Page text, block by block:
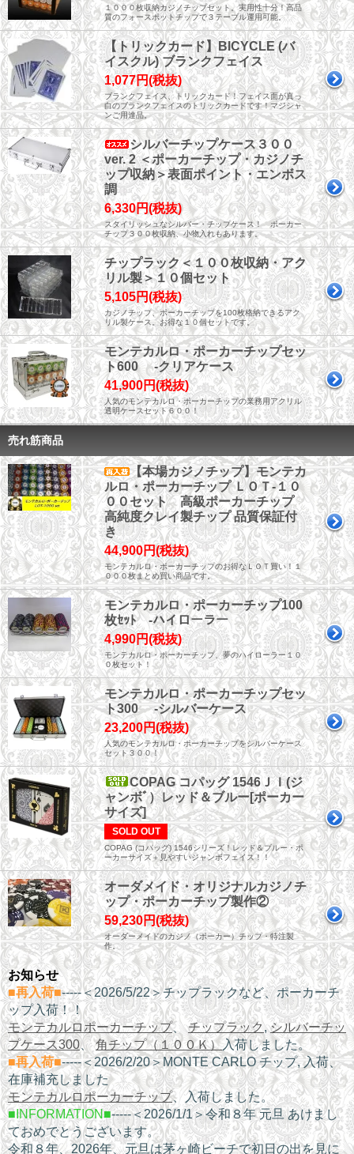
１０００枚収納カジノチップセット。実用性十分！高品
質のフォースポットチップで３テーブル運用可能。
【トリックカード】BICYCLE (バ
イスクル) ブランクフェイス
1,077円(税抜)
ブランクフェイス、トリックカード！フェイス面が真っ
白のブランクフェイスのトリックカードです！マジシャ
ンご用達品。
シルバーチップケース３００
ver. 2 ＜ポーカーチップ・カジノチ
ップ収納＞表面ポイント・エンボス
調
6,330円(税抜)
スタイリッシュなシルバー・チップケース！ ポーカー
チップ３００枚収納、小物入れもあります。
チップラック＜１００枚収納・アク
リル製＞１０個セット
5,105円(税抜)
カジノチップ、ポーカーチップを100枚格納できるアク
リル製ケース。お得な１０個セットです。
モンテカルロ・ポーカーチップセッ
ト600 -クリアケース
41,900円(税抜)
人気のモンテカルロ・ポーカーチップの業務用アクリル
透明ケースセット６００！
売れ筋商品
【本場カジノチップ】モンテカ
ルロ・ポーカーチップ ＬＯＴ-１０
００セット 高級ポーカーチップ
高純度クレイ製チップ 品質保証付
き
44,900円(税抜)
モンテカルロ・ポーカーチップのお得なＬＯＴ買い！１
０００枚まとめ買い商品です。
モンテカルロ・ポーカーチップ100
枚ｾｯﾄ -ハイローラー
4,990円(税抜)
モンテカルロ・ポーカーチップ、夢のハイローラー１０
０枚セット！
モンテカルロ・ポーカーチップセッ
ト300 -シルバーケース
23,200円(税抜)
人気のモンテカルロ・ポーカーチップをシルバーケース
セット３００！
COPAG コパッグ 1546ＪＩ(ジ
ャンボﾞ）レッド＆ブルー[ポーカー
サイズ]
SOLD OUT
COPAG (コパッグ) 1546シリーズ！レッド＆ブルー・ポ
ーカーサイズ＋見やすいジャンボフェイス！！
オーダメイド・オリジナルカジノチ
ップ・ポーカーチップ製作②
59,230円(税抜)
オーダーメイドのカジノ（ポーカー）チップ・特注製
作。
お知らせ
■再入荷■-----＜2026/5/22＞チップラックなど、ポーカーチ
ップ入荷！！
モンテカルロポーカーチップ、チップラック,シルバーチッ
プケース300、角チップ（１００Ｋ） 入荷しました。
■再入荷■-----＜2026/2/20＞MONTE CARLO チップ, 入荷、
在庫補充しました
モンテカルロポーカーチップ、入荷しました。
■INFORMATION■-----＜2026/1/1＞令和８年 元旦あけまし
ておめでとうございます。
令和８年、2026年、元旦は茅ヶ崎ビーチで初日の出を見に